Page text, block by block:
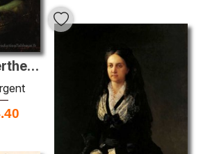
Mme Asher Wertheimer